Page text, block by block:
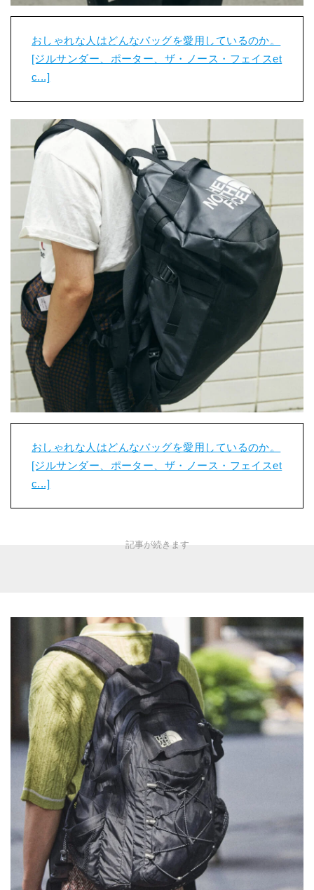
おしゃれな人はどんなバッグを愛用しているのか。
[ジルサンダー、ポーター、ザ・ノース・フェイスet
c...]
おしゃれな人はどんなバッグを愛用しているのか。
[ジルサンダー、ポーター、ザ・ノース・フェイスet
c...]